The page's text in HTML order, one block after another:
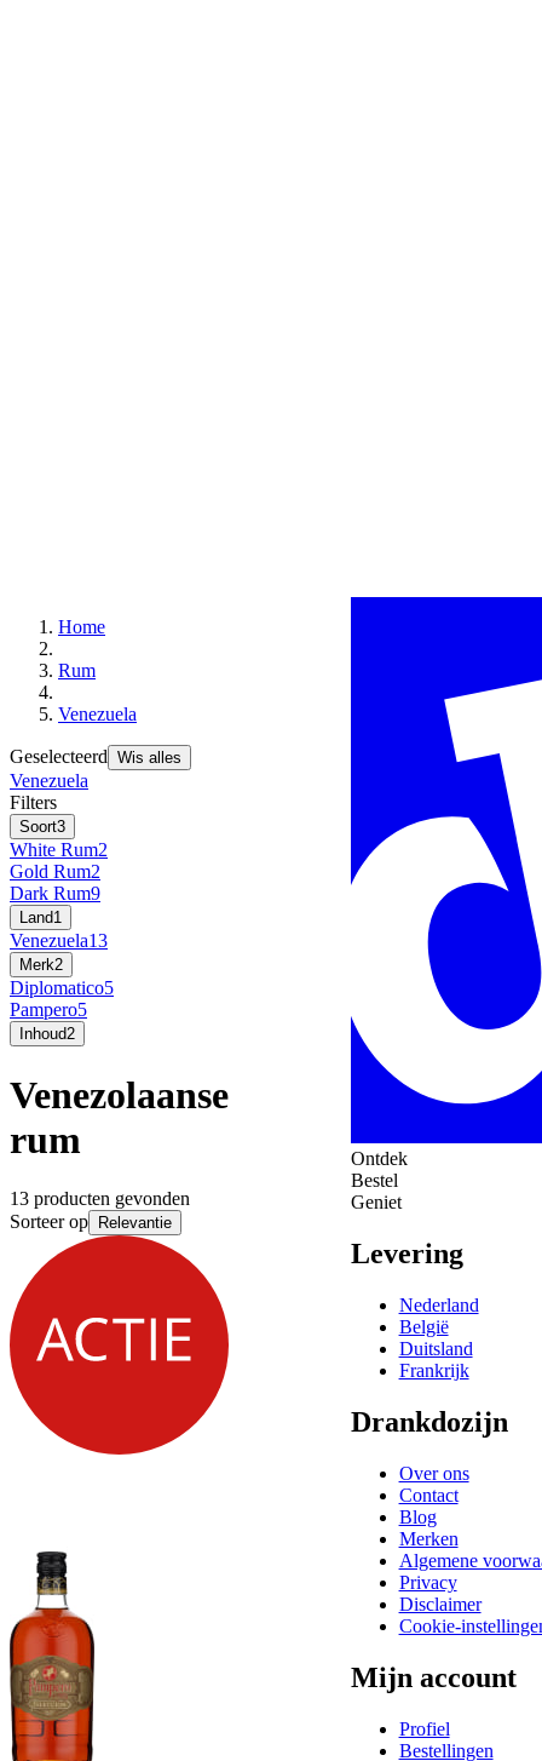
Home
Rum
Venezuela
Geselecteerd Wis alles
Venezuela
Filters
Soort3
White Rum2
Gold Rum2
Dark Rum9
Land1
Venezuela13
Merk2
Diplomatico5
Pampero5
Inhoud2
Venezolaanse
rum
13 producten gevonden
Sorteer op
Relevantie
Ontdek
Bestel
Geniet
Levering
Nederland
België
Duitsland
Frankrijk
Drankdozijn
Over ons
Contact
Blog
Merken
Algemene
Privacy
Disclaimer
Cookie-
Mijn account
Profiel
Bestellingen